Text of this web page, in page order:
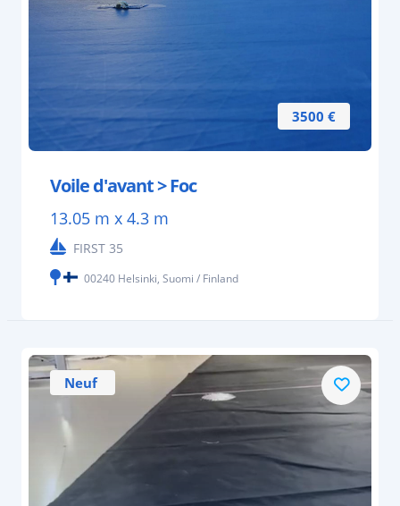
3500 €
Voile d'avant > Foc
13.05 m x 4.3 m
FIRST 35
00240 Helsinki, Suomi / Finland
Neuf